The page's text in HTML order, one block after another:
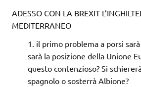
ADESSO CON LA BREXIT
MEDITERRANEO
il primo problema a porsi sarà
sarà la posizione della Unione
questo contenzioso? Si
spagnolo o sosterrà Albione?